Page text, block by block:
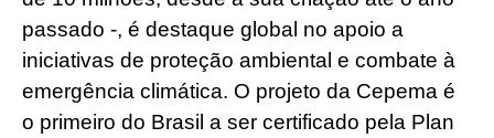
passado -, é destaque global no apoio a
iniciativas de proteção ambiental e combate à
emergência climática. O projeto da Cepema é
o primeiro do Brasil a ser certificado pela Plan